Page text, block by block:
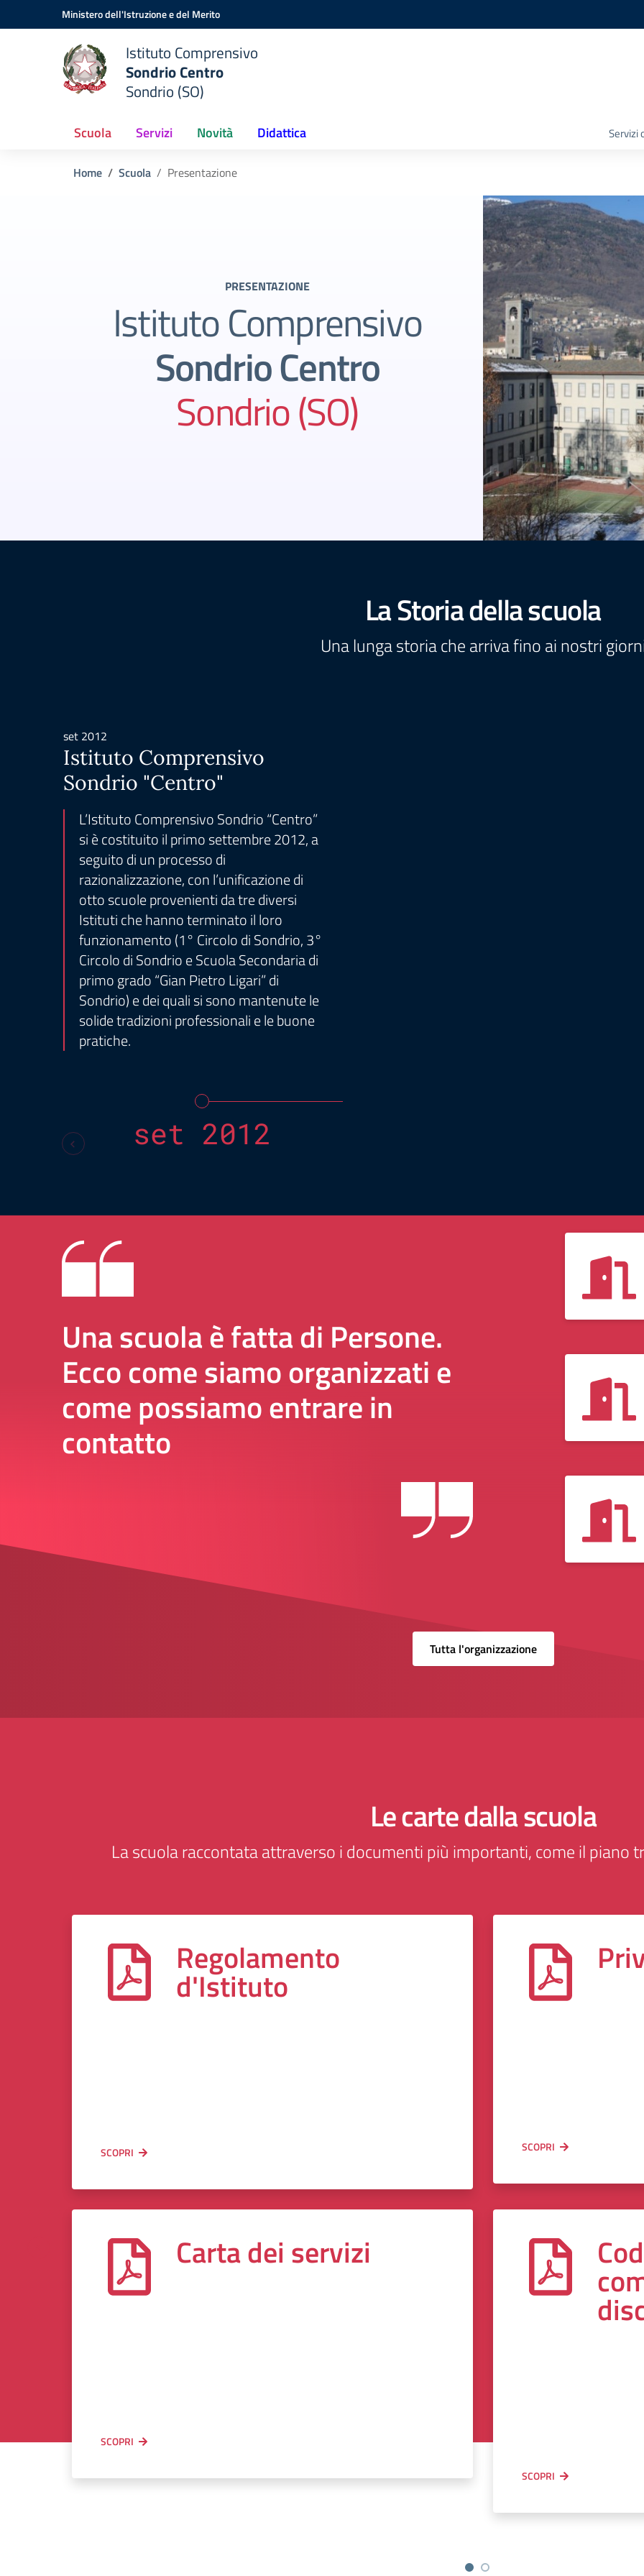
Vai ai contenuti
Vai al menu di navigazioneMinistero dell'Istruzione e del Merito
Istituto Comprensivo
Sondrio Centro
Sondrio (SO)
Scuola Servizi Novità Didattica Servizi
Home Scuola Presentazione
PRESENTAZIONE
Istituto Comprensivo
Sondrio Centro
Sondrio (SO)
La Storia della scuola
Una lunga storia che arriva fino ai nostri
set 2012
Istituto Comprensivo
Sondrio "Centro"
L’Istituto Comprensivo Sondrio “Centro”
si è costituito il primo settembre 2012, a
seguito di un processo di
razionalizzazione, con l’unificazione di
otto scuole provenienti da tre diversi
Istituti che hanno terminato il loro
funzionamento (1° Circolo di Sondrio, 3°
Circolo di Sondrio e Scuola Secondaria di
primo grado “Gian Pietro Ligari” di
Sondrio) e dei quali si sono mantenute le
solide tradizioni professionali e le buone
pratiche.
set 2012
Una scuola è fatta di Persone.
Ecco come siamo organizzati e
come possiamo entrare in
contatto
Tutta l'organizzazione
Le carte dalla scuola
La scuola raccontata attraverso i documenti più importanti, come il piano
Regolamento
d'Istituto
SCOPRI SCOPRI
Carta dei servizi
SCOPRI
SCOPRI